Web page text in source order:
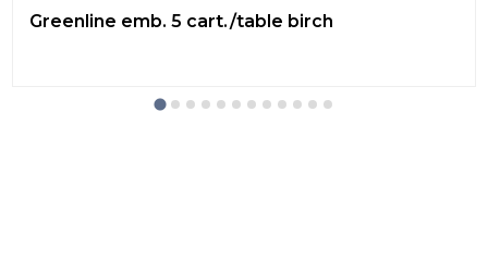
Greenline emb. 5 cart./table birch